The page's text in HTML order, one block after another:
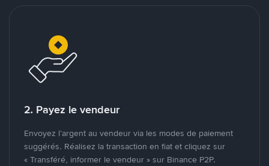
2. Payez le vendeur
Envoyez l’argent au vendeur via les modes de paiement
suggérés. Réalisez la transaction en fiat et cliquez sur
« Transféré, informer le vendeur » sur Binance P2P.